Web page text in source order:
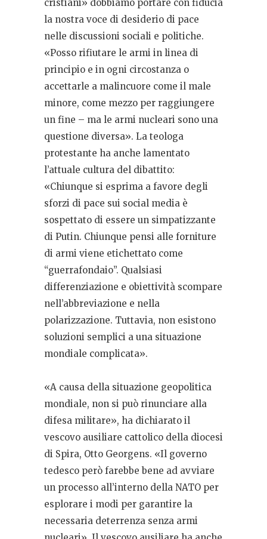
cristiani» dobbiamo portare con fiducia
la nostra voce di desiderio di pace
nelle discussioni sociali e politiche.
«Posso rifiutare le armi in linea di
principio e in ogni circostanza o
accettarle a malincuore come il male
minore, come mezzo per raggiungere
un fine – ma le armi nucleari sono una
questione diversa». La teologa
protestante ha anche lamentato
l’attuale cultura del dibattito:
«Chiunque si esprima a favore degli
sforzi di pace sui social media è
sospettato di essere un simpatizzante
di Putin. Chiunque pensi alle forniture
di armi viene etichettato come
“guerrafondaio”. Qualsiasi
differenziazione e obiettività scompare
nell’abbreviazione e nella
polarizzazione. Tuttavia, non esistono
soluzioni semplici a una situazione
mondiale complicata».
«A causa della situazione geopolitica
mondiale, non si può rinunciare alla
difesa militare», ha dichiarato il
vescovo ausiliare cattolico della diocesi
di Spira, Otto Georgens. «Il governo
tedesco però farebbe bene ad avviare
un processo all’interno della NATO per
esplorare i modi per garantire la
necessaria deterrenza senza armi